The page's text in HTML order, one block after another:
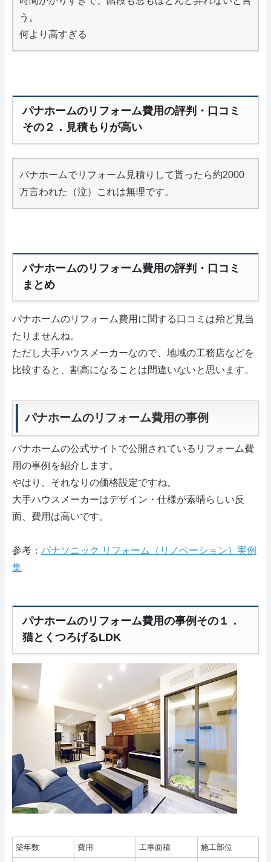
う。
何より高すぎる
パナホームのリフォーム費用の評判・口コミ
その２．見積もりが高い
パナホームでリフォーム見積りして貰ったら約2000
万言われた（泣）これは無理です。
パナホームのリフォーム費用の評判・口コミ
まとめ
パナホームのリフォーム費用に関する口コミは殆ど見当
たりませんね。
ただし大手ハウスメーカーなので、地域の工務店などを
比較すると、割高になることは間違いないと思います。
パナホームのリフォーム費用の事例
パナホームの公式サイトで公開されているリフォーム費
用の事例を紹介します。
やはり、それなりの価格設定ですね。
大手ハウスメーカーはデザイン・仕様が素晴らしい反
面、費用は高いです。
参考： パナソニック リフォーム（リノベーション）実例
集
パナホームのリフォーム費用の事例その１．
猫とくつろげるLDK
築年数 費用 工事面積 施工部位